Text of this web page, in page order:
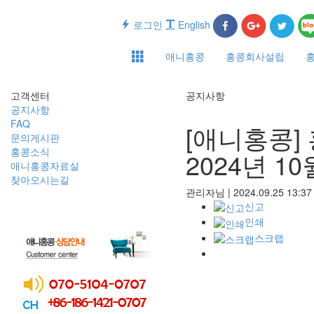
로그인 English
애니홍콩 홍콩회사설립
고객센터
공지사항
FAQ
문의게시판
홍콩소식
애니홍콩자료실
찾아오시는길
공지사항
[애니홍콩]
2024년 10
관리자님 | 2024.09.25 13:37
신고
인쇄
스크랩